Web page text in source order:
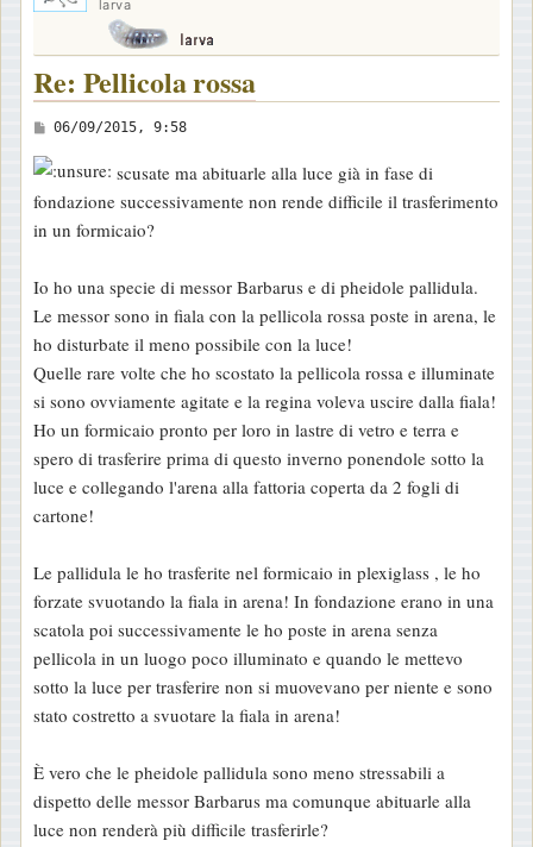
larva
Re: Pellicola rossa
M
e
s
s
a
g
i
o
06/09/2015, 9:58
scusate ma abituarle alla luce già in fase di
fondazione successivamente non rende difficile il trasferimento
in un formicaio?
Io ho una specie di messor Barbarus e di pheidole pallidula.
Le messor sono in fiala con la pellicola rossa poste in arena, le
ho disturbate il meno possibile con la luce!
Quelle rare volte che ho scostato la pellicola rossa e illuminate
si sono ovviamente agitate e la regina voleva uscire dalla fiala!
Ho un formicaio pronto per loro in lastre di vetro e terra e
spero di trasferire prima di questo inverno ponendole sotto la
luce e collegando l'arena alla fattoria coperta da 2 fogli di
cartone!
Le pallidula le ho trasferite nel formicaio in plexiglass , le ho
forzate svuotando la fiala in arena! In fondazione erano in una
scatola poi successivamente le ho poste in arena senza
pellicola in un luogo poco illuminato e quando le mettevo
sotto la luce per trasferire non si muovevano per niente e sono
stato costretto a svuotare la fiala in arena!
È vero che le pheidole pallidula sono meno stressabili a
dispetto delle messor Barbarus ma comunque abituarle alla
luce non renderà più difficile trasferirle?